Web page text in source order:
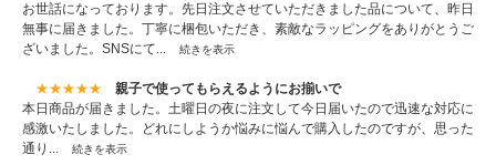
お世話になっております。先日注文させていただきました品について、昨日
無事に届きました。丁寧に梱包いただき、素敵なラッピングをありがとうご
ざいました。SNSにて...
続きを表示
★★★★★
親子で使ってもらえるようにお揃いで
本日商品が届きました。土曜日の夜に注文して今日届いたので迅速な対応に
感激いたしました。どれにしようか悩みに悩んで購入したのですが、思った
通り...
続きを表示